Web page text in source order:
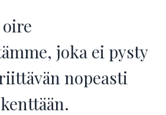
oire
joka ei pysty
nopeasti